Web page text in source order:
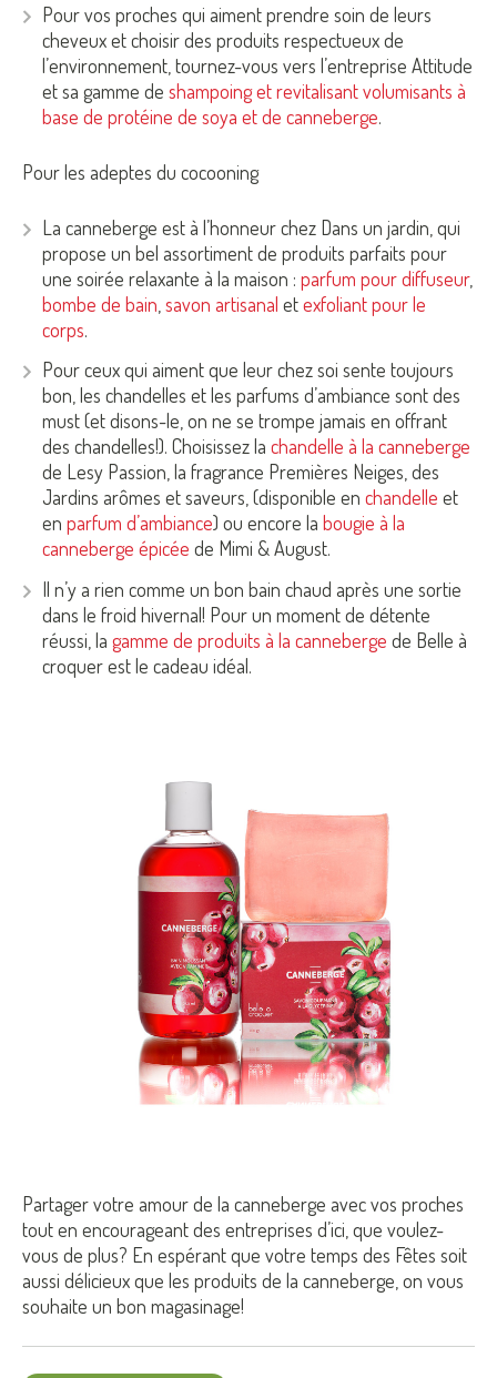
Pour vos proches qui aiment prendre soin de leurs
cheveux et choisir des produits respectueux de
l’environnement, tournez-vous vers l’entreprise Attitude
et sa gamme de shampoing et revitalisant volumisants à
base de protéine de soya et de canneberge.
Pour les adeptes du cocooning
La canneberge est à l’honneur chez Dans un jardin, qui
propose un bel assortiment de produits parfaits pour
une soirée relaxante à la maison : parfum pour diffuseur,
bombe de bain savon artisanal etexfoliant pour le
corps.
Pour ceux qui aiment que leur chez soi sente toujours
bon, les chandelles et les parfums d’ambiance sont des
must(et disons-le, on ne se trompe jamais en offrant
des chandelles!). Choisissez la chandelle à la canneberge
de Lesy Passion, la fragrance Premières Neiges, des
Jardins arômes et saveurs, (disponible en chandelle et
en parfum d’ambiance) ou encore la bougie à la
canneberge épicée de Mimi & August.
Il n’y a rien comme un bon bain chaud après une sortie
dans le froid hivernal! Pour un moment de détente
réussi, la gamme de produits à la canneberge de Belle à
croquer est le cadeau idéal.
Partager votre amour de la canneberge avec vos proches
tout en encourageant des entreprises d’ici, que voulez-
vous de plus? En espérant que votre temps des Fêtes soit
aussi délicieux que les produits de la canneberge, on vous
souhaite un bon magasinage!